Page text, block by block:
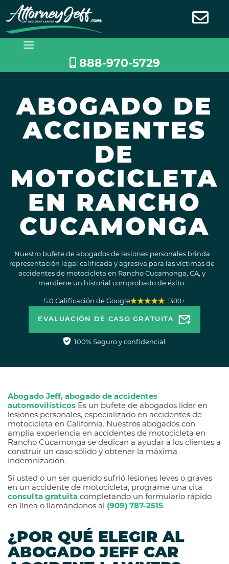
Saltar
contenido
888-970-5729
ABOGADO DE
ACCIDENTES
DE
MOTOCICLETA
EN RANCHO
CUCAMONGA
Nuestro bufete de abogados de lesiones personales brinda
representación legal calificada y agresiva para las víctimas de
accidentes de motocicleta en Rancho Cucamonga, CA, y
mantiene un historial comprobado de éxito.
EVALUACIÓN DE CASO GRATUITA
100% Seguro y confidencial
1300+
5.0 Calificación de Google
Abogado Jeff, abogado de accidentes
automovilísticos Es un bufete de abogados líder en
lesiones personales, especializado en accidentes de
motocicleta en California. Nuestros abogados con
amplia experiencia en accidentes de motocicleta en
Rancho Cucamonga se dedican a ayudar a los clientes a
construir un caso sólido y obtener la máxima
indemnización.
Si usted o un ser querido sufrió lesiones leves o graves
en un accidente de motocicleta, programe una cita
consulta gratuita completando un formulario rápido
en línea o llamándonos al (909) 787-2515.
¿POR QUÉ ELEGIR AL
ABOGADO JEFF CAR